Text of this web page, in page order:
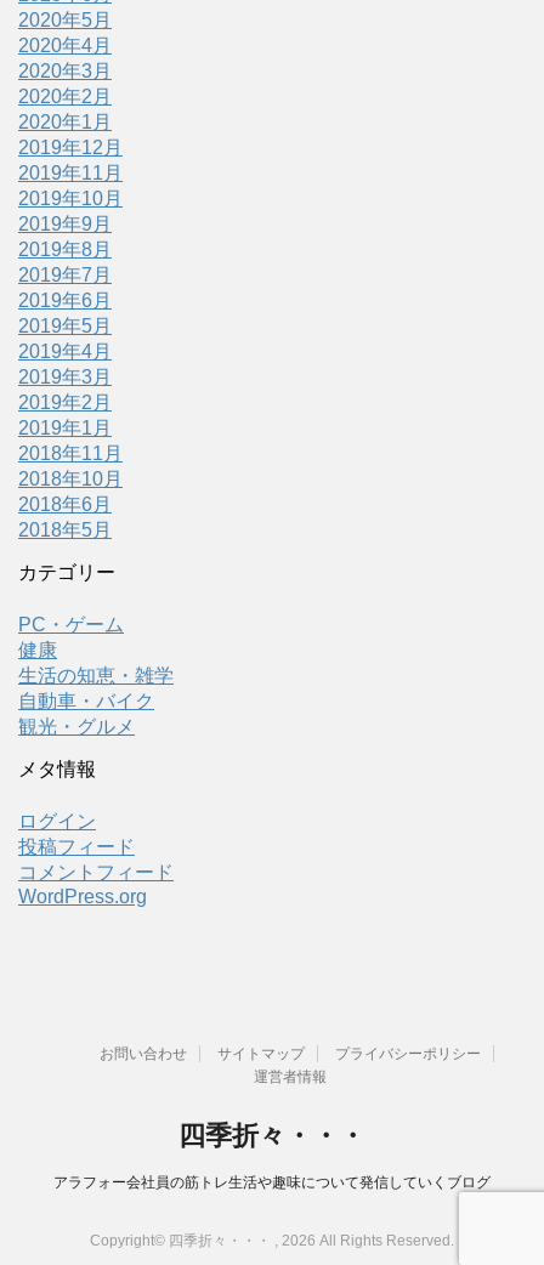
2020年5月
2020年4月
2020年3月
2020年2月
2020年1月
2019年12月
2019年11月
2019年10月
2019年9月
2019年8月
2019年7月
2019年6月
2019年5月
2019年4月
2019年3月
2019年2月
2019年1月
2018年11月
2018年10月
2018年6月
2018年5月
カテゴリー
PC・ゲーム
健康
生活の知恵・雑学
自動車・バイク
観光・グルメ
メタ情報
ログイン
投稿フィード
コメントフィード
WordPress.org
お問い合わせ サイトマップ
プライバシーポリシー
運営者情報
四季折々・・・
アラフォー会社員の筋トレ生活や趣味について発信していくブログ
Copyright© 四季折々・・・ , 2026 All Rights Reserved.